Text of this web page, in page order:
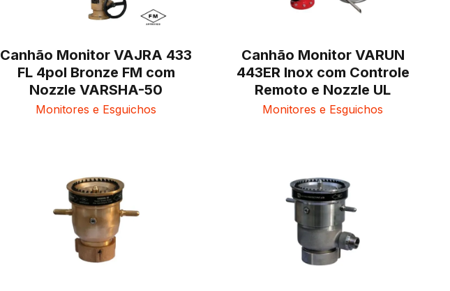
Canhão Monitor VAJRA 433
FL 4pol Bronze FM com
Nozzle VARSHA-50
Monitores e Esguichos
Canhão Monitor VARUN
443ER Inox com Controle
Remoto e Nozzle UL
Monitores e Esguichos